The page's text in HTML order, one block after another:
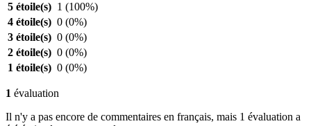
5 étoile(s) 1 (100%)
4 étoile(s) 0 (0%)
3 étoile(s) 0 (0%)
2 étoile(s) 0 (0%)
1 étoile(s) 0 (0%)
1 évaluation
Il n'y a pas encore de commentaires en français, mais 1 évaluation a